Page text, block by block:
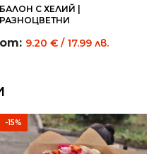
БАЛОН С ХЕЛИЙ |
РАЗНОЦВЕТНИ
от: 9.20 € / 17.99 лв.
-15%